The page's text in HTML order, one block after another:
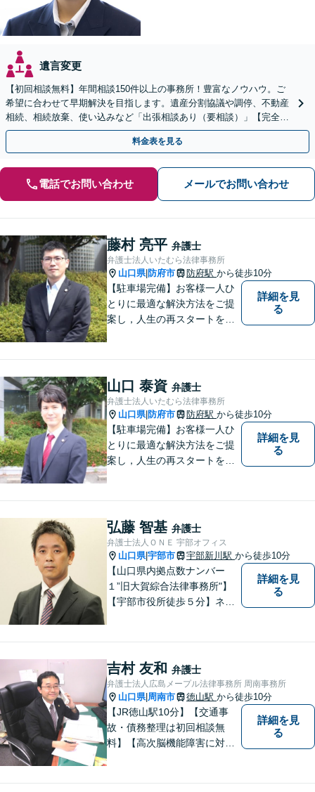
遺言変更
【初回相談無料】年間相談150件以上の事務所！豊富なノウハウ。ご
希望に合わせて早期解決を目指します。遺産分割協議や調停、不動産
相続、相続放棄、使い込みなど「出張相談あり（要相談）」【完全個
室】【休日・夜間相談可】
料金表を見る
電話でお問い合わせ メールでお問い合わせ
藤村 亮平 弁護士
弁護士法人いたむら法律事務所
山口県| 防府市 防府駅 から徒歩10分
【駐車場完備】お客様一人ひ
とりに最適な解決方法をご提
案し，人生の再スタートをお
無料】お気軽にご相談くださ
い。
詳細を見
る
山口 泰資 弁護士
弁護士法人いたむら法律事務所
山口県| 防府市 防府駅 から徒歩10分
【駐車場完備】お客様一人ひ
とりに最適な解決方法をご提
案し，人生の再スタートをお
無料】お気軽にご相談くださ
い。
詳細を見
る
弘藤 智基 弁護士
弁護士法人ＯＮＥ 宇部オフィス
山口県|宇部市 宇部新川駅 から徒歩10分
【山口県内拠点数ナンバー
１”旧大賀綜合法律事務所"】
【宇部市役所徒歩５分】ネッ
相談ください。
詳細を見
る
吉村 友和 弁護士
弁護士法人広島メープル法律事務所 周南事務所
山口県| 周南市 徳山駅 から徒歩10分
【JR徳山駅10分】【交通事
故・債務整理は初回相談無
料】【高次脳機能障害に対応
詳細を見
る